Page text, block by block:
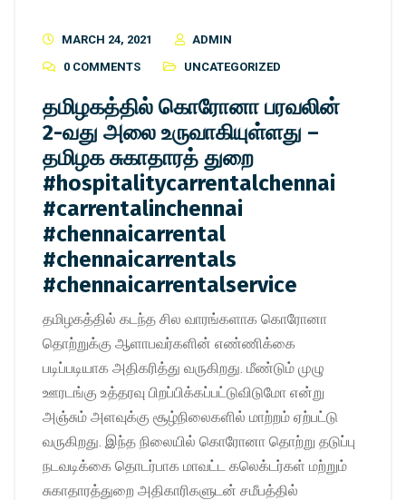
MARCH 24, 2021
ADMIN
0 COMMENTS
UNCATEGORIZED
தமிழகத்தில் கொரோனா பரவலின்
2-வது அலை உருவாகியுள்ளது –
தமிழக சுகாதாரத் துறை
#hospitalitycarrentalchennai
#carrentalinchennai
#chennaicarrental
#chennaicarrentals
#chennaicarrentalservice
தமிழகத்தில் கடந்த சில வாரங்களாக கொரோனா
தொற்றுக்கு ஆளாபவர்களின் எண்ணிக்கை
படிப்படியாக அதிகரித்து வருகிறது. மீண்டும் முழு
ஊரடங்கு உத்தரவு பிறப்பிக்கப்பட்டுவிடுமோ என்று
அஞ்சும் அளவுக்கு சூழ்நிலைகளில் மாற்றம் ஏற்பட்டு
வருகிறது. இந்த நிலையில் கொரோனா தொற்று தடுப்பு
நடவடிக்கை தொடர்பாக மாவட்ட கலெக்டர்கள் மற்றும்
சுகாதாரத்துறை அதிகாரிகளுடன் சமீபத்தில்